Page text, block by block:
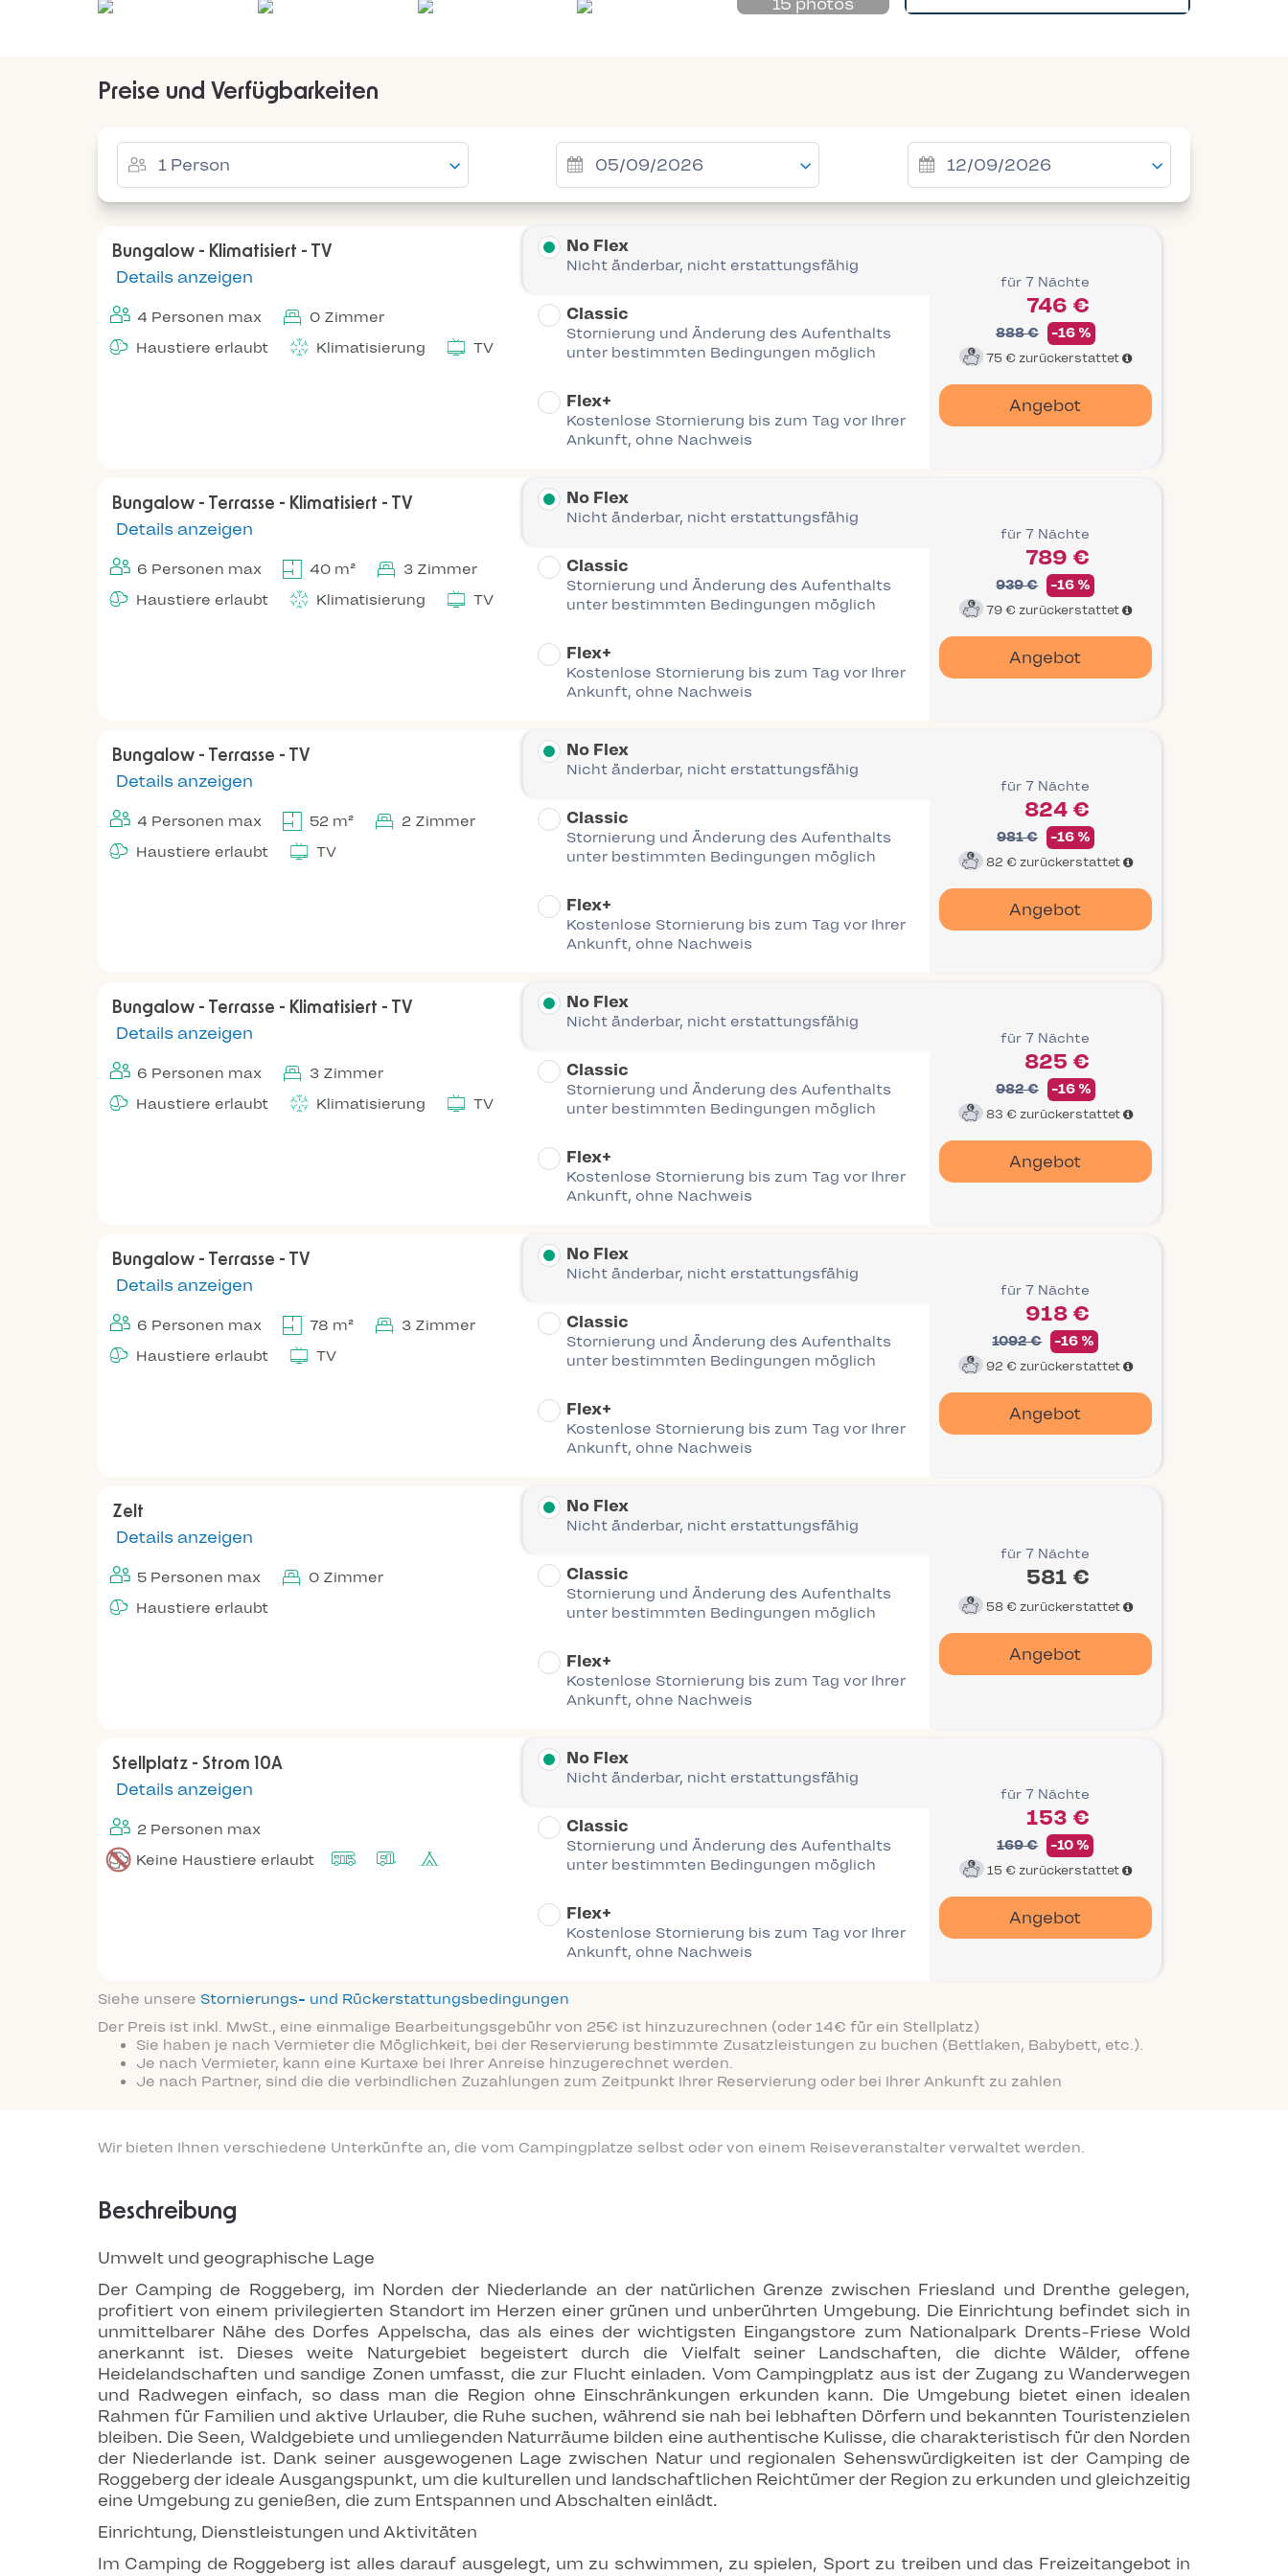
15 photos
Preise und Verfügbarkeiten
Bungalow - Klimatisiert - TV
Details anzeigen
4 Personen max
0 Zimmer
Haustiere erlaubt
Klimatisierung TV
No Flex
Nicht änderbar, nicht erstattungsfähig
Classic
Stornierung und Änderung des Aufenthalts
unter bestimmten Bedingungen möglich
Flex+
Kostenlose Stornierung bis zum Tag vor Ihrer
Ankunft, ohne Nachweis
für 7 Nächte
746 €
888 € -16 %
75 € zurückerstattet
Angebot
Bungalow - Terrasse - Klimatisiert - TV
Details anzeigen
6 Personen max 40 m²
3 Zimmer
Haustiere erlaubt
Klimatisierung TV
No Flex
Nicht änderbar, nicht erstattungsfähig
Classic
Stornierung und Änderung des Aufenthalts
unter bestimmten Bedingungen möglich
Flex+
Kostenlose Stornierung bis zum Tag vor Ihrer
Ankunft, ohne Nachweis
für 7 Nächte
789 €
939 € -16 %
79 € zurückerstattet
Angebot
Bungalow - Terrasse - TV
Details anzeigen
4 Personen max 52 m²
2 Zimmer
Haustiere erlaubt
TV
No Flex
Nicht änderbar, nicht erstattungsfähig
Classic
Stornierung und Änderung des Aufenthalts
unter bestimmten Bedingungen möglich
Flex+
Kostenlose Stornierung bis zum Tag vor Ihrer
Ankunft, ohne Nachweis
für 7 Nächte
824 €
981 € -16 %
82 € zurückerstattet
Angebot
Bungalow - Terrasse - Klimatisiert - TV
Details anzeigen
6 Personen max
3 Zimmer
Haustiere erlaubt
Klimatisierung TV
No Flex
Nicht änderbar, nicht erstattungsfähig
Classic
Stornierung und Änderung des Aufenthalts
unter bestimmten Bedingungen möglich
Flex+
Kostenlose Stornierung bis zum Tag vor Ihrer
Ankunft, ohne Nachweis
für 7 Nächte
825 €
982 € -16 %
83 € zurückerstattet
Angebot
Bungalow - Terrasse - TV
Details anzeigen
6 Personen max 78 m²
3 Zimmer
Haustiere erlaubt
TV
No Flex
Nicht änderbar, nicht erstattungsfähig
Classic
Stornierung und Änderung des Aufenthalts
unter bestimmten Bedingungen möglich
Flex+
Kostenlose Stornierung bis zum Tag vor Ihrer
Ankunft, ohne Nachweis
für 7 Nächte
918 €
1092 € -16 %
92 € zurückerstattet
Angebot
Zelt
Details anzeigen
5 Personen max
0 Zimmer
Haustiere erlaubt
No Flex
Nicht änderbar, nicht erstattungsfähig
Classic
Stornierung und Änderung des Aufenthalts
unter bestimmten Bedingungen möglich
Flex+
Kostenlose Stornierung bis zum Tag vor Ihrer
Ankunft, ohne Nachweis
für 7 Nächte
581 €
58 € zurückerstattet
Angebot
Stellplatz - Strom 10A
Details anzeigen
2 Personen max
Keine Haustiere erlaubt
No Flex
Nicht änderbar, nicht erstattungsfähig
Classic
Stornierung und Änderung des Aufenthalts
unter bestimmten Bedingungen möglich
Flex+
Kostenlose Stornierung bis zum Tag vor Ihrer
Ankunft, ohne Nachweis
für 7 Nächte
153 €
169 € -10 %
15 € zurückerstattet
Angebot
Siehe unsere Stornierungs- und Rückerstattungsbedingungen
Der Preis ist inkl. MwSt., eine einmalige Bearbeitungsgebühr von 25€ ist hinzuzurechnen (oder 14€ für ein Stellplatz)
Sie haben je nach Vermieter die Möglichkeit, bei der Reservierung bestimmte Zusatzleistungen zu buchen (Bettlaken, Babybett, etc.).
Je nach Vermieter, kann eine Kurtaxe bei Ihrer Anreise hinzugerechnet werden.
Je nach Partner, sind die die verbindlichen Zuzahlungen zum Zeitpunkt Ihrer Reservierung oder bei Ihrer Ankunft zu zahlen
Wir bieten Ihnen verschiedene Unterkünfte an, die vom Campingplatze selbst oder von einem Reiseveranstalter verwaltet werden.
Beschreibung
Umwelt und geographische Lage
Der Camping de Roggeberg, im Norden der Niederlande an der natürlichen Grenze zwischen Friesland und Drenthe gelegen,
profitiert von einem privilegierten Standort im Herzen einer grünen und unberührten Umgebung. Die Einrichtung befindet sich in
unmittelbarer Nähe des Dorfes Appelscha, das als eines der wichtigsten Eingangstore zum Nationalpark Drents-Friese Wold
anerkannt ist. Dieses weite Naturgebiet begeistert durch die Vielfalt seiner Landschaften, die dichte Wälder, offene
Heidelandschaften und sandige Zonen umfasst, die zur Flucht einladen. Vom Campingplatz aus ist der Zugang zu Wanderwegen
und Radwegen einfach, so dass man die Region ohne Einschränkungen erkunden kann. Die Umgebung bietet einen idealen
Rahmen für Familien und aktive Urlauber, die Ruhe suchen, während sie nah bei lebhaften Dörfern und bekannten Touristenzielen
bleiben. Die Seen, Waldgebiete und umliegenden Naturräume bilden eine authentische Kulisse, die charakteristisch für den Norden
der Niederlande ist. Dank seiner ausgewogenen Lage zwischen Natur und regionalen Sehenswürdigkeiten ist der Camping de
Roggeberg der ideale Ausgangspunkt, um die kulturellen und landschaftlichen Reichtümer der Region zu erkunden und gleichzeitig
eine Umgebung zu genießen, die zum Entspannen und Abschalten einlädt.
Einrichtung, Dienstleistungen und Aktivitäten
Im Camping de Roggeberg ist alles darauf ausgelegt, um zu schwimmen, zu spielen, Sport zu treiben und das Freizeitangebot in